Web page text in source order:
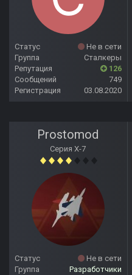
Статус
Не в сети
Группа
Сталкеры
Репутация
126
Сообщений
749
Регистрация
03.08.2020
Prostomod
Серия Х-7
Статус
Не в сети
Группа
Разработчики